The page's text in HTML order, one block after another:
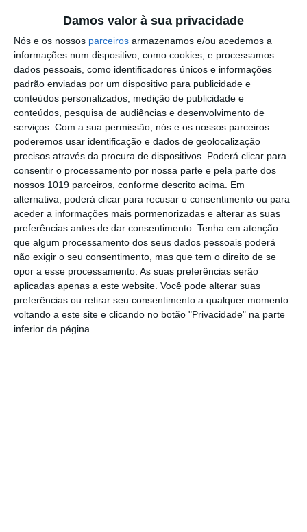
Damos valor à sua privacidade
Nós e os nossos parceiros armazenamos e/ou acedemos a
informações num dispositivo, como cookies, e processamos
dados pessoais, como identificadores únicos e informações
padrão enviadas por um dispositivo para publicidade e
conteúdos personalizados, medição de publicidade e
conteúdos, pesquisa de audiências e desenvolvimento de
serviços. Com a sua permissão, nós e os nossos parceiros
poderemos usar identificação e dados de geolocalização
precisos através da procura de dispositivos. Poderá clicar para
consentir o processamento por nossa parte e pela parte dos
nossos 1019 parceiros, conforme descrito acima. Em
alternativa, poderá clicar para recusar o consentimento ou para
aceder a informações mais pormenorizadas e alterar as suas
preferências antes de dar consentimento. Tenha em atenção
que algum processamento dos seus dados pessoais poderá
não exigir o seu consentimento, mas que tem o direito de se
opor a esse processamento. As suas preferências serão
aplicadas apenas a este website. Você pode alterar suas
preferências ou retirar seu consentimento a qualquer momento
voltando a este site e clicando no botão "Privacidade" na parte
inferior da página.